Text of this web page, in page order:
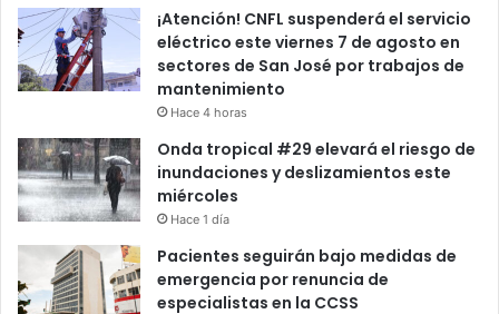
¡Atención! CNFL suspenderá el servicio
eléctrico este viernes 7 de agosto en
sectores de San José por trabajos de
mantenimiento
Hace 4 horas
Onda tropical #29 elevará el riesgo de
inundaciones y deslizamientos este
miércoles
Hace 1 día
Pacientes seguirán bajo medidas de
emergencia por renuncia de
especialistas en la CCSS